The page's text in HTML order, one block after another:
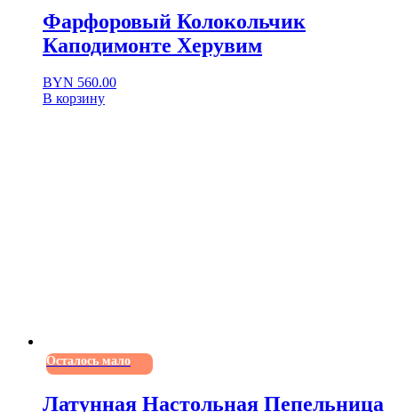
Фарфоровый Колокольчик
Каподимонте Херувим
BYN 560.00
В корзину
Осталось мало
Латунная Настольная Пепельница